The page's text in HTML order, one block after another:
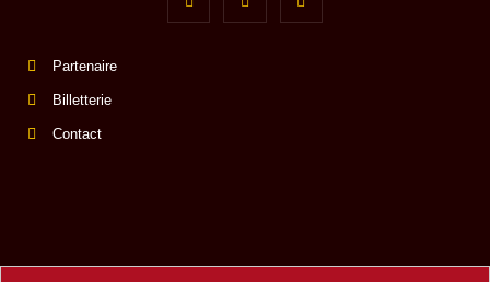
Partenaire
Billetterie
Contact